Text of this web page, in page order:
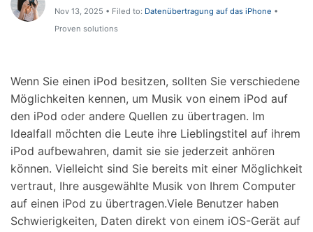
Support
DOWNLOAD Anmelden
Nov 13, 2025 • Filed to: Datenübertragung auf das iPhone •
Proven solutions
Wenn Sie einen iPod besitzen, sollten Sie verschiedene
Möglichkeiten kennen, um Musik von einem iPod auf
den iPod oder andere Quellen zu übertragen. Im
Idealfall möchten die Leute ihre Lieblingstitel auf ihrem
iPod aufbewahren, damit sie sie jederzeit anhören
können. Vielleicht sind Sie bereits mit einer Möglichkeit
vertraut, Ihre ausgewählte Musik von Ihrem Computer
auf einen iPod zu übertragen.Viele Benutzer haben
Schwierigkeiten, Daten direkt von einem iOS-Gerät auf